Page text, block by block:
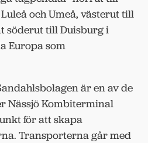
och Umeå, västerut till
söderut till Duisburg i
Europa som
är en av de
Nässjö Kombiterminal
för att skapa
Transporterna går med